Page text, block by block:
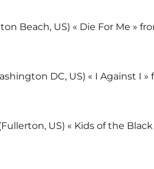
Beach, US) « Die For Me »
DC, US) « I Against I »
US) « Kids of the Black